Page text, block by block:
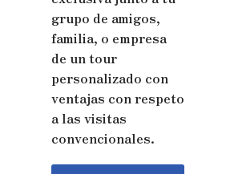
grupo de amigos,
familia, o empresa
de un tour
personalizado con
ventajas con respeto
a las visitas
convencionales.